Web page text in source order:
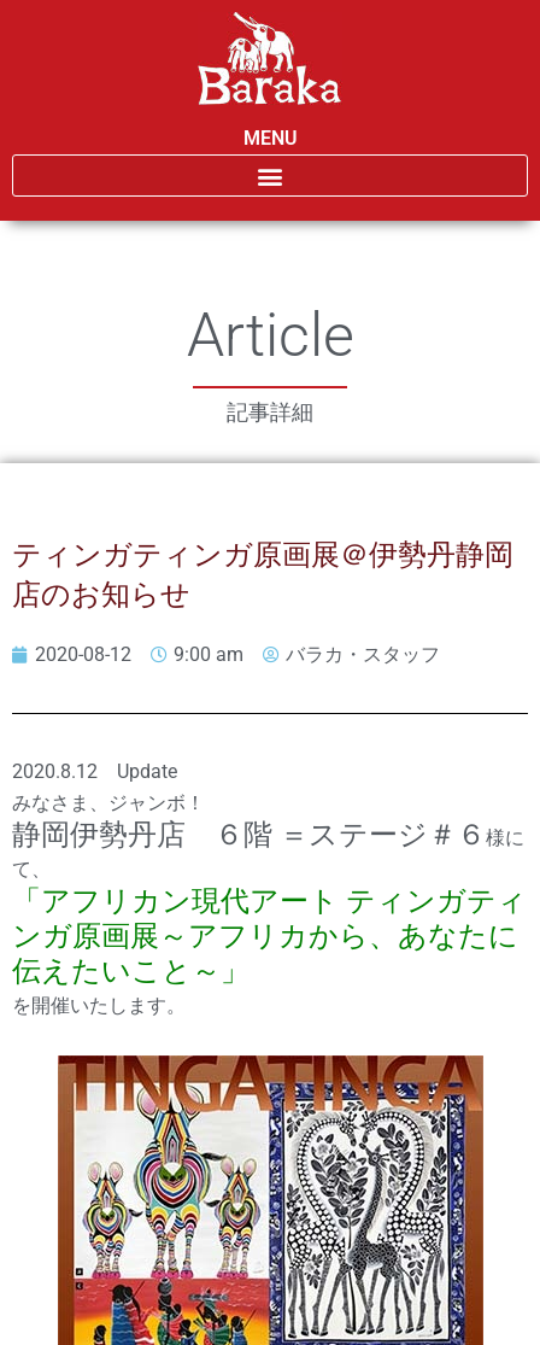
MENU
Article
記事詳細
ティンガティンガ原画展＠伊勢丹静岡
店のお知らせ
2020-08-12 9:00 am バラカ・スタッフ
2020.8.12 Update
みなさま、ジャンボ！
静岡伊勢丹店 ６階 ＝ステージ＃６ 様に
て、
「アフリカン現代アート ティンガティ
ンガ原画展～アフリカから、あなたに
伝えたいこと～」
を開催いたします。